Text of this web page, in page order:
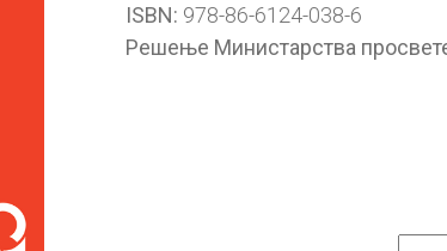
ISBN: 978-86-6124-038-6
Решење Министарства